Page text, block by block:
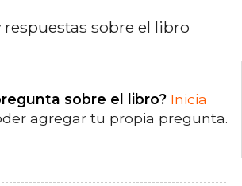
respuestas sobre el libro
sobre el libro? Inicia
agregar tu propia pregunta.